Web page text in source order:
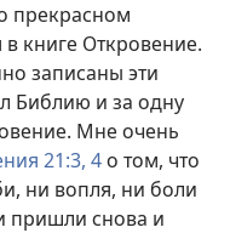
прекрасном
книге Откровение.
записаны эти
Библию и за одну
Мне очень
21:3, 4о том, что
ни вопля, ни боли
пришли снова и